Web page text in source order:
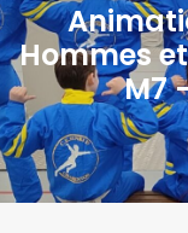
Hommes
M7